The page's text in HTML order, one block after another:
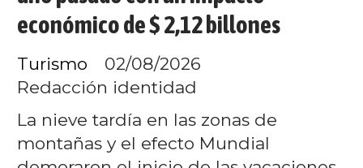
económico de $ 2,12 billones
Redacción identidad
Turismo 02/08/2026
La nieve tardía en las zonas de
montañas y el efecto Mundial